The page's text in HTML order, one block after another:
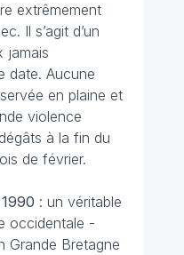
extrêmement
Il s’agit d’un
jamais
date. Aucune
en plaine et
violence
à la fin du
de février.
1990 : un véritable
occidentale -
Grande Bretagne